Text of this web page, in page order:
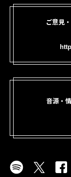
ご意見
音源・